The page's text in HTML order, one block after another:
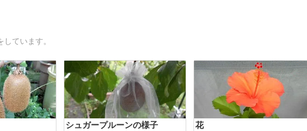
ています。
シュガープルーンの様子 花